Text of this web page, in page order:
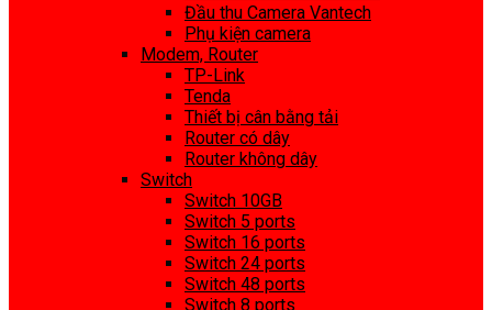
Đầu thu Camera Vantech
Phụ kiện camera
Modem, Router
TP-Link
Tenda
Thiết bị cân bằng tải
Router có dây
Router không dây
Switch
Switch 10GB
Switch 5 ports
Switch 16 ports
Switch 24 ports
Switch 48 ports
Switch 8 ports